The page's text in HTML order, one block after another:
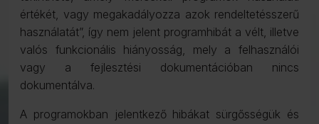
értékét, vagy megakadályozza azok rendeltetésszerű
használatát”, így nem jelent programhibát a vélt, illetve
valós funkcionális hiányosság, mely a felhasználói
vagy a fejlesztési dokumentációban nincs
dokumentálva.
A programokban jelentkező hibákat sürgősségük és